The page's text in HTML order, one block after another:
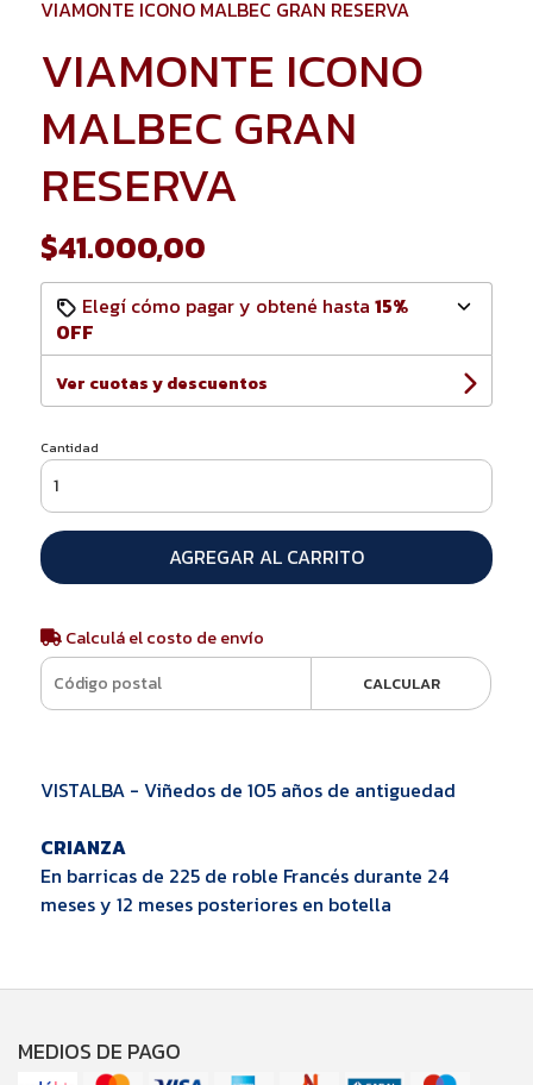
VIAMONTE ICONO MALBEC GRAN RESERVA
VIAMONTE ICONO
MALBEC GRAN
RESERVA
$41.000,00
Elegí cómo pagar y obtené hasta 15%
OFF
Ver cuotas y descuentos
Cantidad
AGREGAR AL CARRITO
Calculá el costo de envío
CALCULAR
VISTALBA - Viñedos de 105 años de antiguedad
CRIANZA
En barricas de 225 de roble Francés durante 24
meses y 12 meses posteriores en botella
MEDIOS DE PAGO